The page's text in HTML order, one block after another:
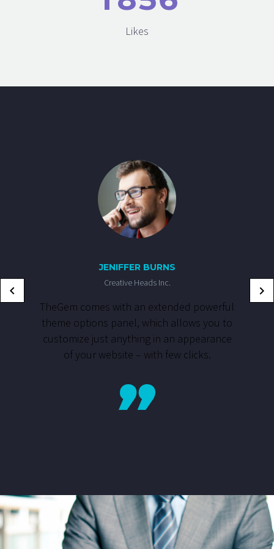
Likes
JENIFFER BURNS
Creative Heads Inc.
TheGem comes with an extended powerful
theme options panel, which allows you to
customize just anything in an appearance
of your website – with few clicks.
